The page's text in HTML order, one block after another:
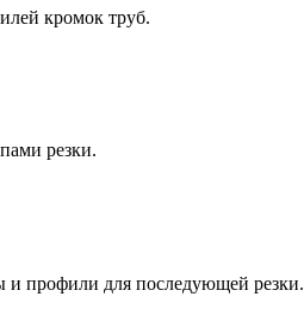
кромок труб.
резки.
профили для последующей резки.